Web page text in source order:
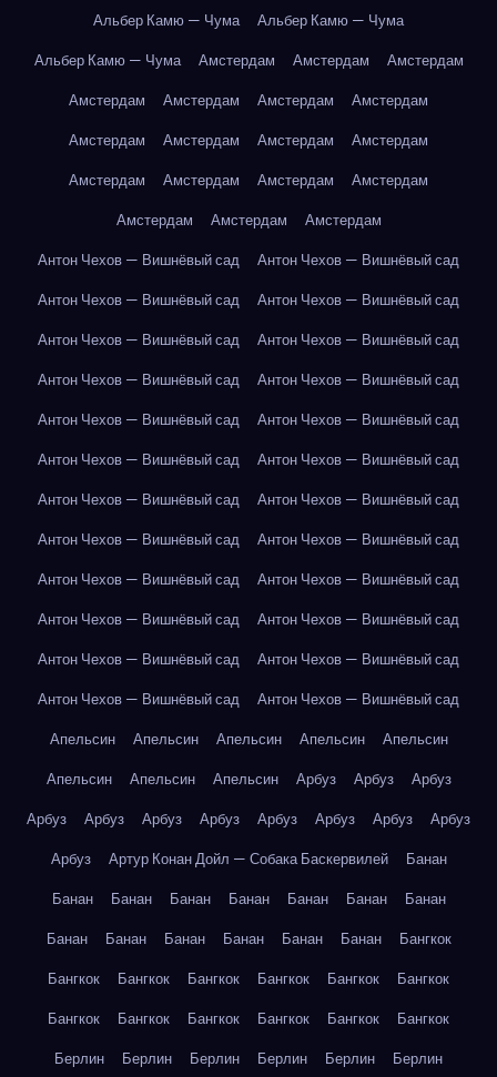
Альбер Камю — Чума
Альбер Камю — Чума
Альбер Камю — Чума
Амстердам Амстердам
Амстердам
Амстердам
Амстердам Амстердам
Амстердам
Амстердам
Амстердам Амстердам
Амстердам
Амстердам
Амстердам Амстердам
Амстердам
Амстердам
Амстердам
Амстердам
Антон Чехов — Вишнёвый сад
Антон Чехов — Вишнёвый сад
Антон Чехов — Вишнёвый сад
Антон Чехов — Вишнёвый сад
Антон Чехов — Вишнёвый сад
Антон Чехов — Вишнёвый сад
Антон Чехов — Вишнёвый сад
Антон Чехов — Вишнёвый сад
Антон Чехов — Вишнёвый сад
Антон Чехов — Вишнёвый сад
Антон Чехов — Вишнёвый сад
Антон Чехов — Вишнёвый сад
Антон Чехов — Вишнёвый сад
Антон Чехов — Вишнёвый сад
Антон Чехов — Вишнёвый сад
Антон Чехов — Вишнёвый сад
Антон Чехов — Вишнёвый сад
Антон Чехов — Вишнёвый сад
Антон Чехов — Вишнёвый сад
Антон Чехов — Вишнёвый сад
Антон Чехов — Вишнёвый сад
Антон Чехов — Вишнёвый сад
Антон Чехов — Вишнёвый сад
Антон Чехов — Вишнёвый сад
Апельсин
Апельсин Апельсин Апельсин
Апельсин
Апельсин
Апельсин Апельсин Арбуз Арбуз
Арбуз
Арбуз
Арбуз Арбуз Арбуз Арбуз Арбуз Арбуз
Арбуз
Арбуз
Артур Конан Дойл — Собака Баскервилей
Банан
Банан
Банан Банан Банан Банан Банан
Банан
Банан
Банан Банан Банан Банан Банан
Бангкок
Бангкок
Бангкок Бангкок Бангкок Бангкок
Бангкок
Бангкок
Бангкок Бангкок Бангкок Бангкок
Бангкок
Берлин
Берлин Берлин Берлин Берлин Берлин